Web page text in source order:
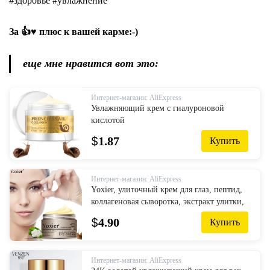
За 👍♥ плюс к вашей карме:-)
еще мне нравится вот это:
Интернет-магазин: AliExpress
Увлажняющий крем с гиалуроновой
кислотой
$1.87 Купить
Интернет-магазин: AliExpress
Yoxier, улиточный крем для глаз, пептид,
коллагеновая сыворотка, экстракт улитки,
средство для удаления морщин, темные
круги, корейская космети...
$4.90 Купить
Интернет-магазин: AliExpress